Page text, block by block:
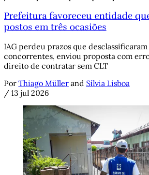
Prefeitura favoreceu entidade
postos em três ocasiões
IAG perdeu prazos que desclassificaram
concorrentes, enviou proposta com
direito de contratar sem CLT
Por Thiago Müller and Sílvia Lisboa
/ 13 jul 2026